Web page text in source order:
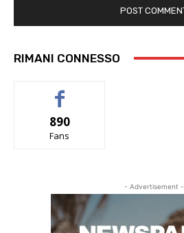
RIMANI CONNESSO
890
Fans
- Advertisement -